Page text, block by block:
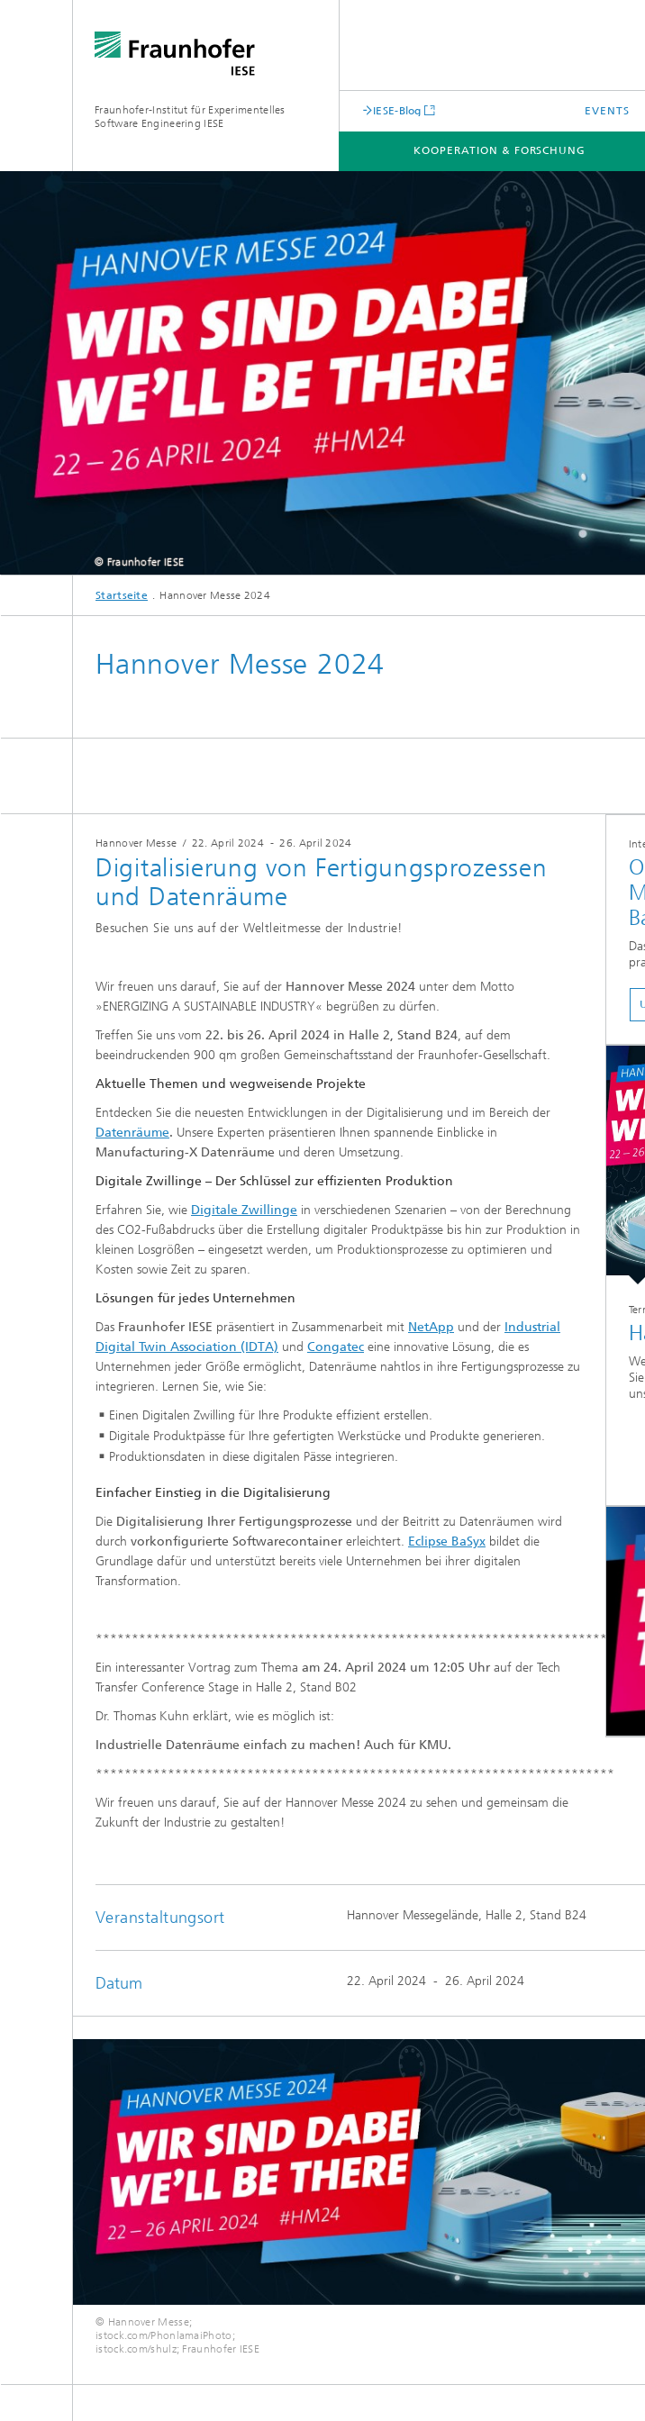
Fraunhofer-Institut für Experimentelles
Software Engineering IESE
IESE-Blog EVENTS
KOOPERATION & FORSCHUNG
© Fraunhofer IESE
Startseite Hannover Messe 2024
Hannover Messe 2024
Hannover Messe / 22. April 2024-26. April 2024
Digitalisierung von Fertigungsprozessen
und Datenräume
Besuchen Sie uns auf der Weltleitmesse der Industrie!
Wir freuen uns darauf, Sie auf der Hannover Messe 2024 unter dem Motto
»ENERGIZING A SUSTAINABLE INDUSTRY« begrüßen zu dürfen.
Treffen Sie uns vom 22. bis 26. April 2024 in Halle 2, Stand B24, auf dem
beeindruckenden 900 qm großen Gemeinschaftsstand der Fraunhofer-Gesellschaft.
Aktuelle Themen und wegweisende Projekte
Entdecken Sie die neuesten Entwicklungen in der Digitalisierung und im Bereich der
Datenräume. Unsere Experten präsentieren Ihnen spannende Einblicke in
Manufacturing-X Datenräume und deren Umsetzung.
Digitale Zwillinge – Der Schlüssel zur effizienten Produktion
Erfahren Sie, wie Digitale Zwillinge in verschiedenen Szenarien – von der Berechnung
des CO2-Fußabdrucks über die Erstellung digitaler Produktpässe bis hin zur Produktion in
kleinen Losgrößen – eingesetzt werden, um Produktionsprozesse zu optimieren und
Kosten sowie Zeit zu sparen.
Lösungen für jedes Unternehmen
Das Fraunhofer IESE präsentiert in Zusammenarbeit mit NetApp und der Industrial
Digital Twin Association (IDTA) und Congatec eine innovative Lösung, die es
Unternehmen jeder Größe ermöglicht, Datenräume nahtlos in ihre Fertigungsprozesse zu
integrieren. Lernen Sie, wie Sie:
Einen Digitalen Zwilling für Ihre Produkte effizient erstellen.
Digitale Produktpässe für Ihre gefertigten Werkstücke und Produkte generieren.
Produktionsdaten in diese digitalen Pässe integrieren.
Einfacher Einstieg in die Digitalisierung
Die Digitalisierung Ihrer Fertigungsprozesse und der Beitritt zu Datenräumen wird
durch vorkonfigurierte Softwarecontainer erleichtert. Eclipse BaSyx bildet die
Grundlage dafür und unterstützt bereits viele Unternehmen bei ihrer digitalen
Transformation.
***********************************************************************
Ein interessanter Vortrag zum Thema am 24. April 2024 um 12:05 Uhr auf der Tech
Transfer Conference Stage in Halle 2, Stand B02
Dr. Thomas Kuhn erklärt, wie es möglich ist:
Industrielle Datenräume einfach zu machen! Auch für KMU.
************************************************************************
Wir freuen uns darauf, Sie auf der Hannover Messe 2024 zu sehen und gemeinsam die
Zukunft der Industrie zu gestalten!
Veranstaltungsort Hannover Messegelände, Halle 2, Stand B24
Datum 22. April 2024- 26. April 2024
© Hannover Messe;
istock.com/PhonlamaiPhoto;
istock.com/shulz; Fraunhofer IESE